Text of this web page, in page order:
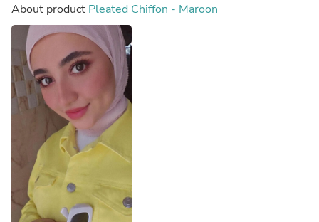
About product Pleated Chiffon - Maroon